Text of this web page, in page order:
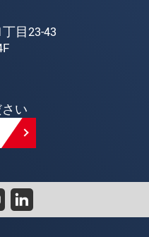
目23-43
い